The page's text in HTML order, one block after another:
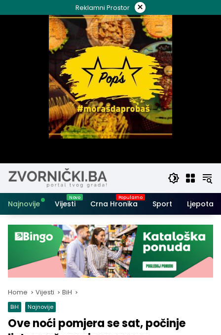
to
Reklamni Prostor ×
Najnovije Vijesti Crna Hronika Sport Ljepota i
Home Vijesti BiH
BiH Najnovije
Ove noći pomjera se sat, počinje